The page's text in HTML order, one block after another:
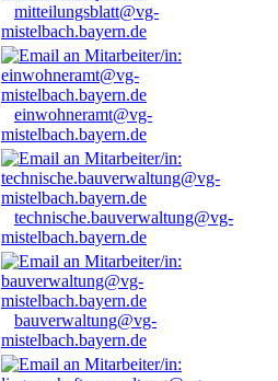
mitteilungsblatt@vg-
mistelbach.bayern.de
einwohneramt@vg-
mistelbach.bayern.de
technische.bauverwaltung@vg-
mistelbach.bayern.de
bauverwaltung@vg-
mistelbach.bayern.de